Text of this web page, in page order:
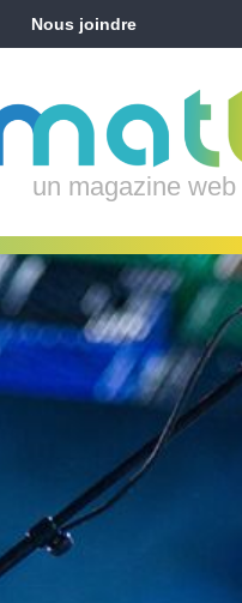
Nous joindre
un magazine